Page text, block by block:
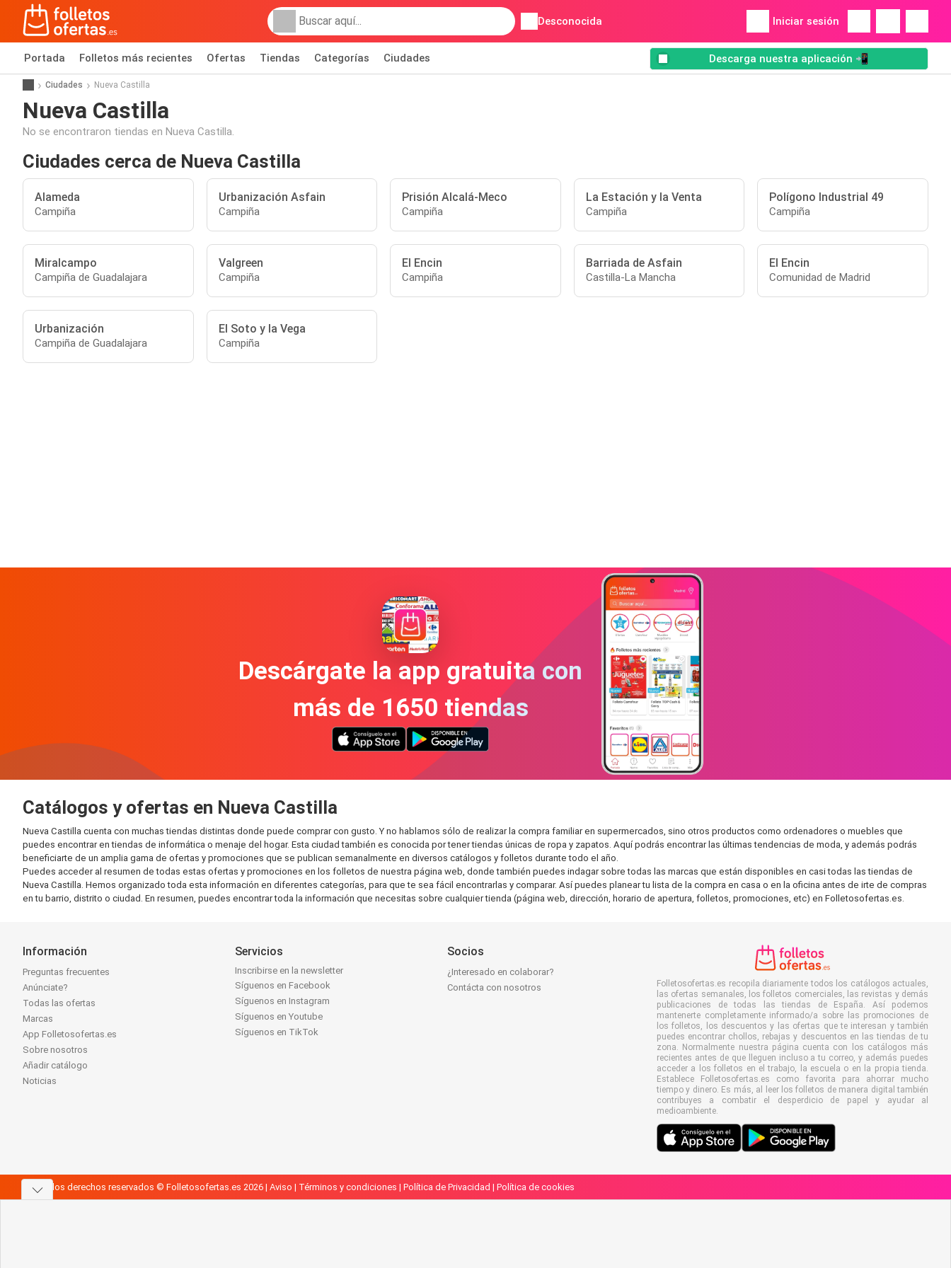
Desconocida Iniciar sesión
Portada Folletos más recientes Ofertas Tiendas Categorías Ciudades Descarga nuestra aplicación 📲
Ciudades Nueva Castilla
Nueva Castilla
No se encontraron tiendas en Nueva Castilla.
Ciudades cerca de Nueva Castilla
Alameda
Campiña
Urbanización Asfain
Campiña
Prisión Alcalá-Meco
Campiña
La Estación y la Venta
Campiña
Polígono Industrial 49
Campiña
Miralcampo
Campiña de Guadalajara
Valgreen
Campiña
El Encin
Campiña
Barriada de Asfain
Castilla-La Mancha
El Encin
Comunidad de Madrid
Urbanización
Campiña de Guadalajara
El Soto y la Vega
Campiña
Descárgate la app gratuita con
más de 1650 tiendas
Catálogos y ofertas en Nueva Castilla
Nueva Castilla cuenta con muchas tiendas distintas donde puede comprar con gusto. Y no hablamos sólo de realizar la compra familiar en supermercados, sino otros productos como ordenadores o muebles que
puedes encontrar en tiendas de informática o menaje del hogar. Esta ciudad también es conocida por tener tiendas únicas de ropa y zapatos. Aquí podrás encontrar las últimas tendencias de moda, y además podrás
beneficiarte de un amplia gama de ofertas y promociones que se publican semanalmente en diversos catálogos y folletos durante todo el año.
Puedes acceder al resumen de todas estas ofertas y promociones en los folletos de nuestra página web, donde también puedes indagar sobre todas las marcas que están disponibles en casi todas las tiendas de
Nueva Castilla. Hemos organizado toda esta información en diferentes categorías, para que te sea fácil encontrarlas y comparar. Así puedes planear tu lista de la compra en casa o en la oficina antes de irte de compras
en tu barrio, distrito o ciudad. En resumen, puedes encontrar toda la información que necesitas sobre cualquier tienda (página web, dirección, horario de apertura, folletos, promociones, etc) en Folletosofertas.es.
Información
Preguntas frecuentes
Anúnciate?
Todas las ofertas
Marcas
App Folletosofertas.es
Sobre nosotros
Añadir catálogo
Noticias
Servicios
Inscribirse en la newsletter
Síguenos en Facebook
Síguenos en Instagram
Síguenos en Youtube
Síguenos en TikTok
Socios
¿Interesado en colaborar?
Contácta con nosotros
Folletosofertas.es recopila diariamente todos los catálogos actuales,
las ofertas semanales, los folletos comerciales, las revistas y demás
publicaciones de todas las tiendas de España. Así podemos
mantenerte completamente informado/a sobre las promociones de
los folletos, los descuentos y las ofertas que te interesan y también
puedes encontrar chollos, rebajas y descuentos en las tiendas de tu
zona. Normalmente nuestra página cuenta con los catálogos más
recientes antes de que lleguen incluso a tu correo, y además puedes
acceder a los folletos en el trabajo, la escuela o en la propia tienda.
Establece Folletosofertas.es como favorita para ahorrar mucho
tiempo y dinero. Es más, al leer los folletos de manera digital también
contribuyes a combatir el desperdicio de papel y ayudar al
medioambiente.
Todos los derechos reservados © Folletosofertas.es 2026 | Aviso | Términos y condiciones | Política de Privacidad | Política de cookies